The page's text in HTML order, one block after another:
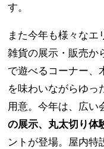
す。
また今年も様々なエ
雑貨の展示・販売か
で遊べるコーナー、
を味わいながらゆっ
用意。今年は、広い
の展示、丸太切り体
ントが登場。屋内特